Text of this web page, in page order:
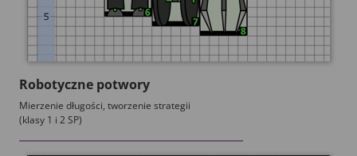
Robotyczne potwory
Mierzenie długości, tworzenie strategii
(klasy 1 i 2 SP)